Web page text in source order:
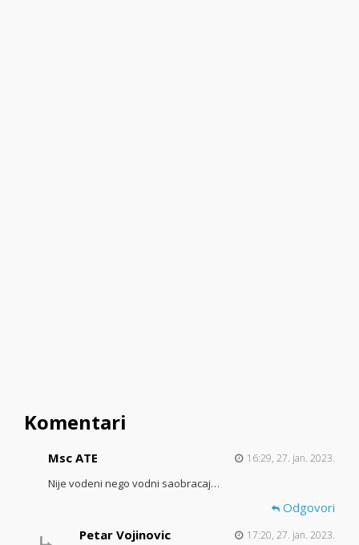
Komentari
Msc ATE 16:29, 27. jan. 2023.
Nije vodeni nego vodni saobracaj…
Odgovori
Petar Vojinovic
17:20, 27. jan. 2023.